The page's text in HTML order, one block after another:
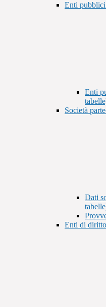
Enti
Enti
Società
Dati
Enti di